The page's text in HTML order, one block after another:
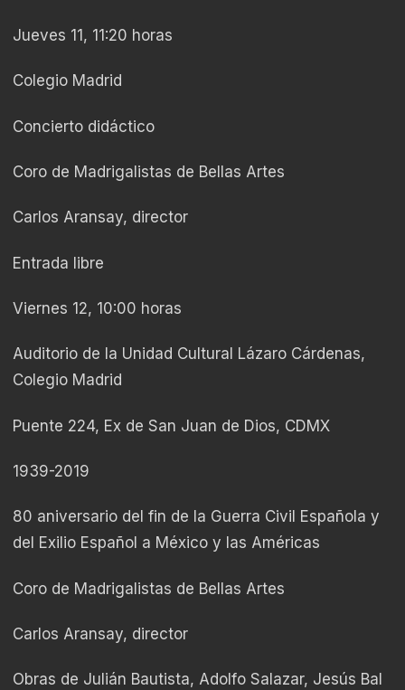
Jueves 11, 11:20 horas
Colegio Madrid
Concierto didáctico
Coro de Madrigalistas de Bellas Artes
Carlos Aransay, director
Entrada libre
Viernes 12, 10:00 horas
Auditorio de la Unidad Cultural Lázaro Cárdenas,
Colegio Madrid
Puente 224, Ex de San Juan de Dios, CDMX
1939-2019
80 aniversario del fin de la Guerra Civil Española y
del Exilio Español a México y las Américas
Coro de Madrigalistas de Bellas Artes
Carlos Aransay, director
Obras de Julián Bautista, Adolfo Salazar, Jesús Bal